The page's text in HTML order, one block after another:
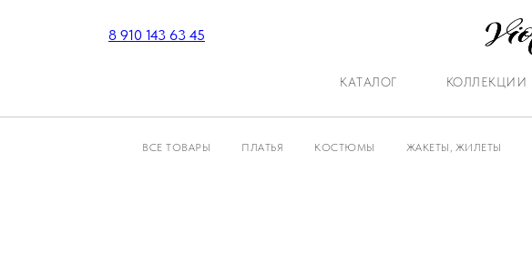
8 910 143 63 45
КАТАЛОГ КОЛЛЕКЦИИ
ВСЕ ТОВАРЫ ПЛАТЬЯ КОСТЮМЫ ЖАКЕТЫ, ЖИЛЕТЫ